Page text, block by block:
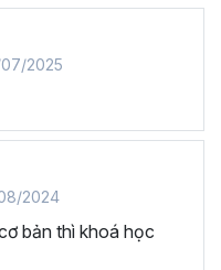
2025
2024
bản thì khoá học